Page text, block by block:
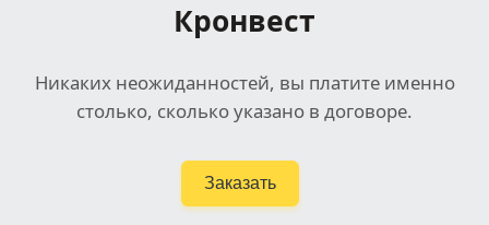
Кронвест
Никаких неожиданностей, вы платите именно
столько, сколько указано в договоре.
Заказать